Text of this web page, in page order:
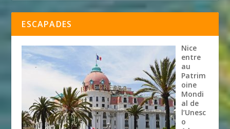
ESCAPADES
Nice
entre
au
Patrim
oine
Mondi
al de
l’Unesc
o